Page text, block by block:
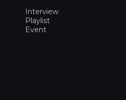
Interview
Playlist
Event